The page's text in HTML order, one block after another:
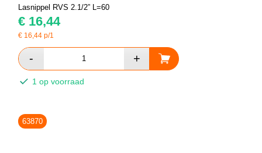
Lasnippel RVS 2.1/2” L=60
€ 16,44
€ 16,44 p/1
1 op voorraad
63870